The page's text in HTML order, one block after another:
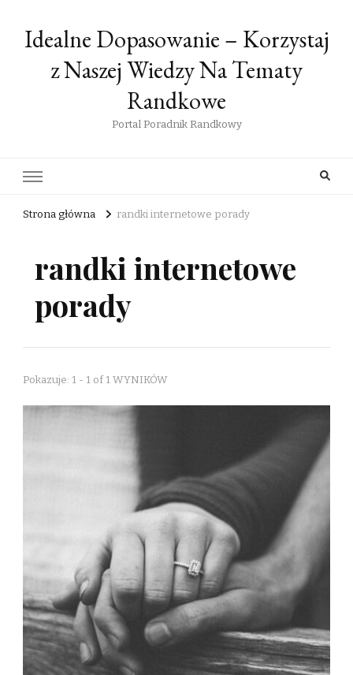
Idealne Dopasowanie – Korzystaj
z Naszej Wiedzy Na Tematy
Randkowe
Portal Poradnik Randkowy
Strona główna randki internetowe porady
randki internetowe
porady
Pokazuje: 1 - 1 of 1 WYNIKÓW